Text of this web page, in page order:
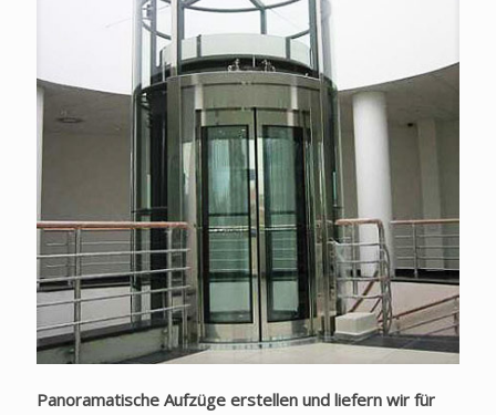
Panoramatische Aufzüge erstellen und liefern wir für